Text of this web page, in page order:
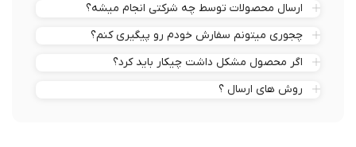
ارسال محصولات توسط چه شرکتی انجام میشه؟
چجوری میتونم سفارش خودم رو پیگیری کنم؟
اگر محصول مشکل داشت چیکار باید کرد؟
روش های ارسال ؟